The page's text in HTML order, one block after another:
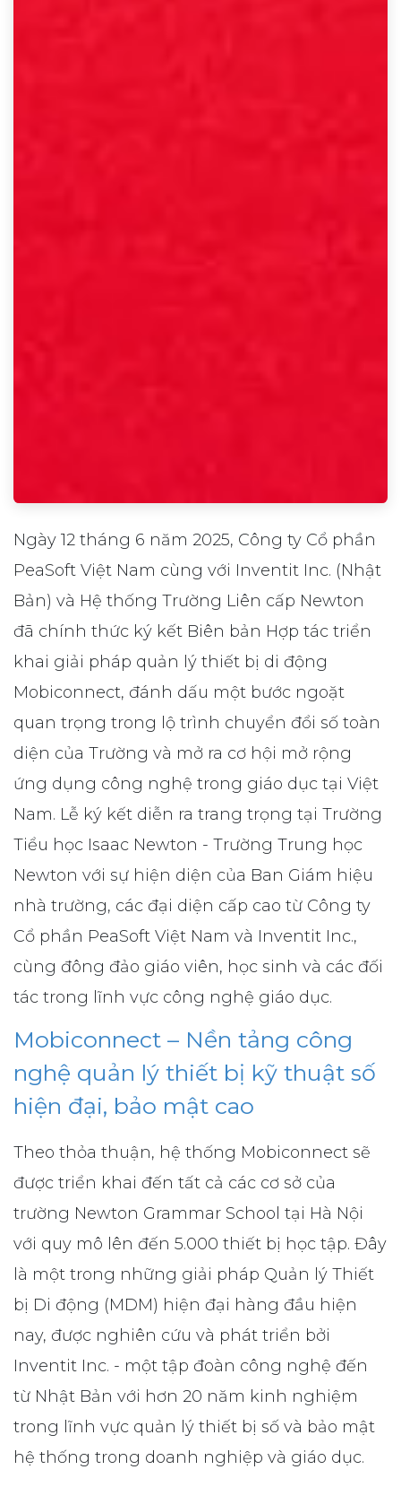
Ngày 12 tháng 6 năm 2025, Công ty Cổ phần
PeaSoft Việt Nam cùng với Inventit Inc. (Nhật
Bản) và Hệ thống Trường Liên cấp Newton
đã chính thức ký kết Biên bản Hợp tác triển
khai giải pháp quản lý thiết bị di động
Mobiconnect, đánh dấu một bước ngoặt
quan trọng trong lộ trình chuyển đổi số toàn
diện của Trường và mở ra cơ hội mở rộng
ứng dụng công nghệ trong giáo dục tại Việt
Nam. Lễ ký kết diễn ra trang trọng tại Trường
Tiểu học Isaac Newton - Trường Trung học
Newton với sự hiện diện của Ban Giám hiệu
nhà trường, các đại diện cấp cao từ Công ty
Cổ phần PeaSoft Việt Nam và Inventit Inc.,
cùng đông đảo giáo viên, học sinh và các đối
tác trong lĩnh vực công nghệ giáo dục.
Mobiconnect – Nền tảng công
nghệ quản lý thiết bị kỹ thuật số
hiện đại, bảo mật cao
Theo thỏa thuận, hệ thống Mobiconnect sẽ
được triển khai đến tất cả các cơ sở của
trường Newton Grammar School tại Hà Nội
với quy mô lên đến 5.000 thiết bị học tập. Đây
là một trong những giải pháp Quản lý Thiết
bị Di động (MDM) hiện đại hàng đầu hiện
nay, được nghiên cứu và phát triển bởi
Inventit Inc. - một tập đoàn công nghệ đến
từ Nhật Bản với hơn 20 năm kinh nghiệm
trong lĩnh vực quản lý thiết bị số và bảo mật
hệ thống trong doanh nghiệp và giáo dục.